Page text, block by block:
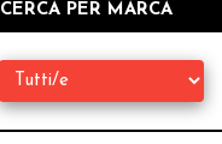
CERCA PER MARCA